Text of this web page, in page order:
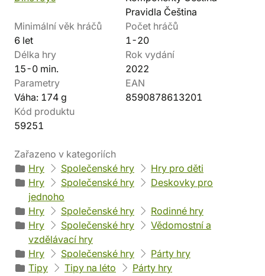
Pravidla Čeština
Minimální věk hráčů
6 let
Počet hráčů
1-20
Délka hry
15-0 min.
Rok vydání
2022
Parametry
Váha: 174 g
EAN
8590878613201
Kód produktu
59251
Zařazeno v kategoriích
Hry
Společenské hry
Hry pro děti
Hry
Společenské hry
Deskovky pro
jednoho
Hry
Společenské hry
Rodinné hry
Hry
Společenské hry
Vědomostní a
vzdělávací hry
Hry
Společenské hry
Párty hry
Tipy
Tipy na léto Párty hry